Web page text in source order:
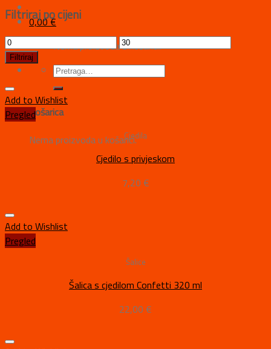
0,00€
Nema proizvoda u košarici.
Košarica
Nema proizvoda u košarici.
Filtriraj po cijeni
Filtriraj
Add to Wishlist
Pregled
Cjedila
Cjedilo s privjeskom
7,20 €
Add to Wishlist
Pregled
Šalice
Šalica s cjedilom Confetti 320 ml
22,00 €